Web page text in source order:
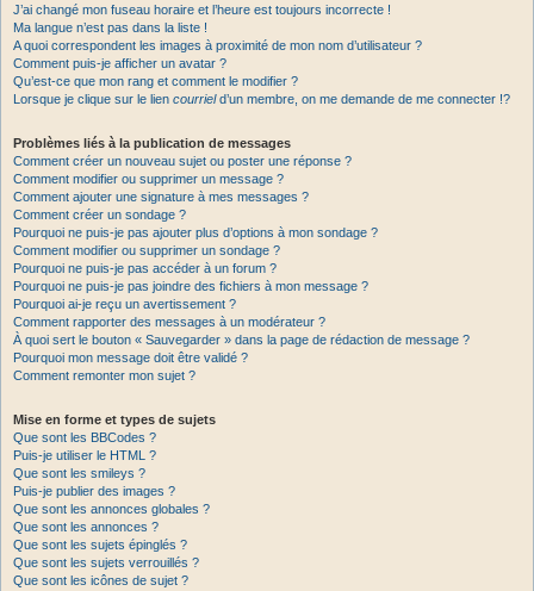
J’ai changé mon fuseau horaire et l’heure est toujours incorrecte !
Ma langue n’est pas dans la liste !
A quoi correspondent les images à proximité de mon nom d’utilisateur ?
Comment puis-je afficher un avatar ?
Qu’est-ce que mon rang et comment le modifier ?
Lorsque je clique sur le lien courrield’un membre, on me demande de me connecter !?
Problèmes liés à la publication de messages
Comment créer un nouveau sujet ou poster une réponse ?
Comment modifier ou supprimer un message ?
Comment ajouter une signature à mes messages ?
Comment créer un sondage ?
Pourquoi ne puis-je pas ajouter plus d’options à mon sondage ?
Comment modifier ou supprimer un sondage ?
Pourquoi ne puis-je pas accéder à un forum ?
Pourquoi ne puis-je pas joindre des fichiers à mon message ?
Pourquoi ai-je reçu un avertissement ?
Comment rapporter des messages à un modérateur ?
À quoi sert le bouton « Sauvegarder » dans la page de rédaction de message ?
Pourquoi mon message doit être validé ?
Comment remonter mon sujet ?
Mise en forme et types de sujets
Que sont les BBCodes ?
Puis-je utiliser le HTML ?
Que sont les smileys ?
Puis-je publier des images ?
Que sont les annonces globales ?
Que sont les annonces ?
Que sont les sujets épinglés ?
Que sont les sujets verrouillés ?
Que sont les icônes de sujet ?